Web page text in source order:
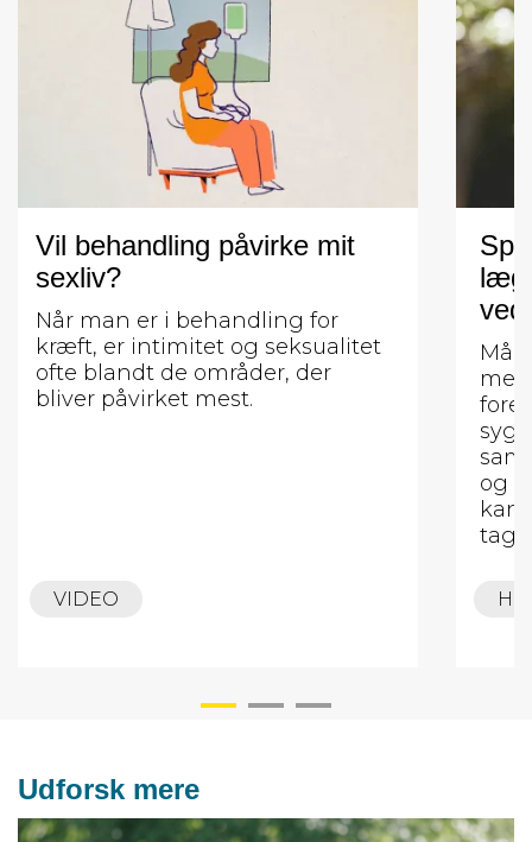
Vil behandling påvirke mit
sexliv?
Når man er i behandling for
kræft, er intimitet og seksualitet
ofte blandt de områder, der
bliver påvirket mest.
VIDEO
og
kan
Udforsk mere